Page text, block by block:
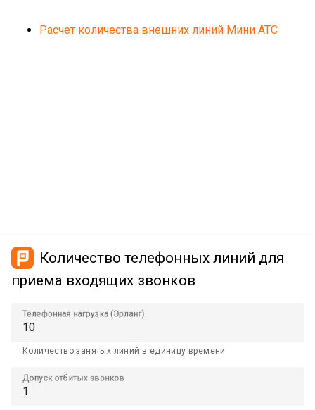
Расчет количества внешних линий Мини АТС
Количество телефонных линий для
приема входящих звонков
Телефонная нагрузка (Эрланг)
Количество занятых линий в единицу времени
Допуск отбитых звонков